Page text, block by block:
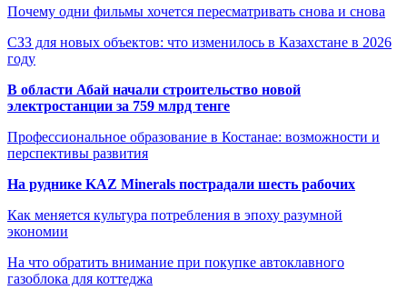
Почему одни фильмы хочется пересматривать снова и снова
СЗЗ для новых объектов: что изменилось в Казахстане в 2026
году
В области Абай начали строительство новой
электростанции за 759 млрд тенге
Профессиональное образование в Костанае: возможности и
перспективы развития
На руднике KAZ Minerals пострадали шесть рабочих
Как меняется культура потребления в эпоху разумной
экономии
На что обратить внимание при покупке автоклавного
газоблока для коттеджа